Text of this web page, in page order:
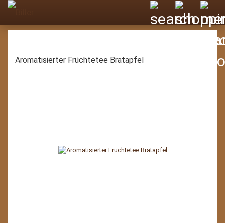
Aromatisierter Früchtetee Bratapfel